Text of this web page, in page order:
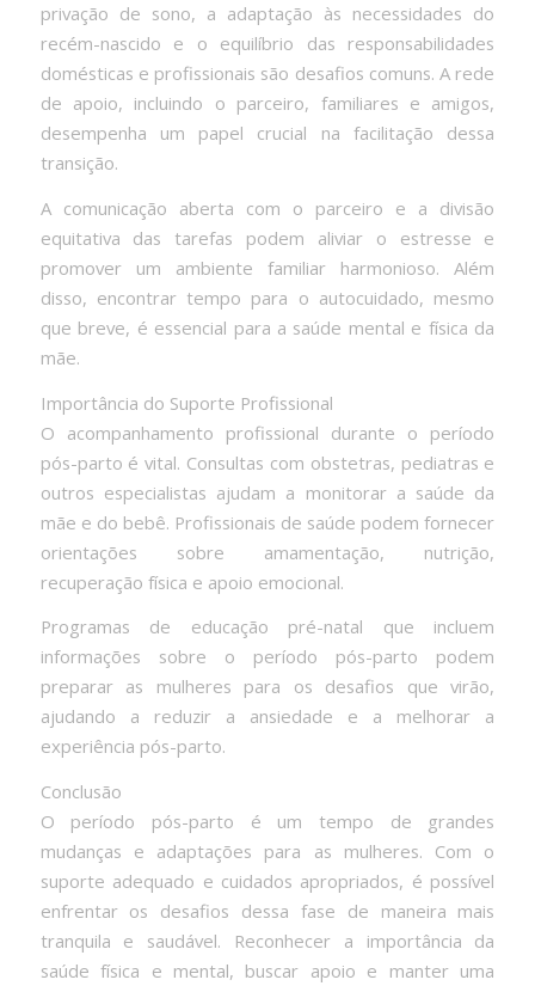
privação de sono, a adaptação às necessidades do
recém-nascido e o equilíbrio das responsabilidades
domésticas e profissionais são desafios comuns. A rede
de apoio, incluindo o parceiro, familiares e amigos,
desempenha um papel crucial na facilitação dessa
transição.
A comunicação aberta com o parceiro e a divisão
equitativa das tarefas podem aliviar o estresse e
promover um ambiente familiar harmonioso. Além
disso, encontrar tempo para o autocuidado, mesmo
que breve, é essencial para a saúde mental e física da
mãe.
Importância do Suporte Profissional
O acompanhamento profissional durante o período
pós-parto é vital. Consultas com obstetras, pediatras e
outros especialistas ajudam a monitorar a saúde da
mãe e do bebê. Profissionais de saúde podem fornecer
orientações sobre amamentação, nutrição,
recuperação física e apoio emocional.
Programas de educação pré-natal que incluem
informações sobre o período pós-parto podem
preparar as mulheres para os desafios que virão,
ajudando a reduzir a ansiedade e a melhorar a
experiência pós-parto.
Conclusão
O período pós-parto é um tempo de grandes
mudanças e adaptações para as mulheres. Com o
suporte adequado e cuidados apropriados, é possível
enfrentar os desafios dessa fase de maneira mais
tranquila e saudável. Reconhecer a importância da
saúde física e mental, buscar apoio e manter uma